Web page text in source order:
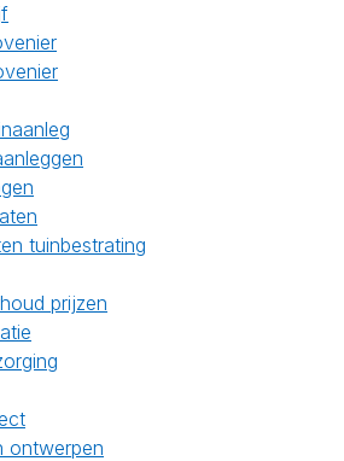
tuinbestrating
prijzen
ontwerpen